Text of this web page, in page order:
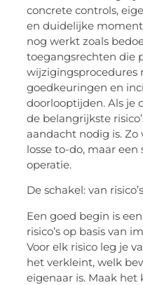
concretecontrols,
en duidelijke
nog werkt zoals
toegangsrechten die
wijzigingsprocedures
goedkeuringen en
doorlooptijden. Als je
de belangrijkste
aandacht nodig is.
losseto-do, maar een
operatie.
De schakel: van
Een goed begin is
risico’s op basis van
Voor elk risico leg je
het verkleint, welk
eigenaar is. Maak